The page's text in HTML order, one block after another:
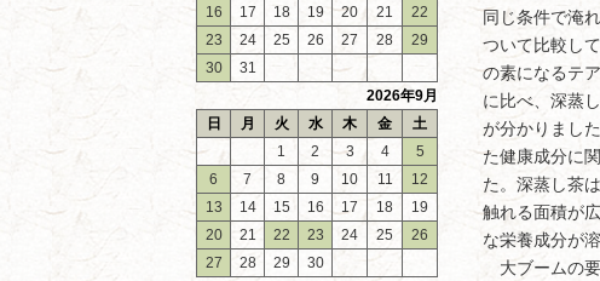
16
17 18 19 20 21
22
23
24 25 26 27 28
29
30
31
2026年9月
日
月 火 水 木 金
土
1
2 3 4
5
6
7 8 9 10 11
12
13
14 15 16 17 18
19
20
21 22 23 24 25
26
27
28 29
30
同じ条件で淹
ついて比較し
の素になるテ
に比べ、深蒸
が分かりまし
た健康成分に
た。深蒸し茶
触れる面積が
な栄養成分が
大ブームの